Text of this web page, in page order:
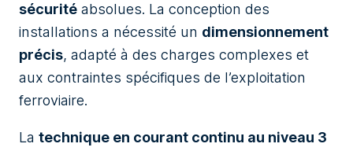
sécurité absolues. La conception des
installations a nécessité un dimensionnement
précis, adapté à des charges complexes et
aux contraintes spécifiques de l’exploitation
ferroviaire.
La technique en courant continu au niveau 3